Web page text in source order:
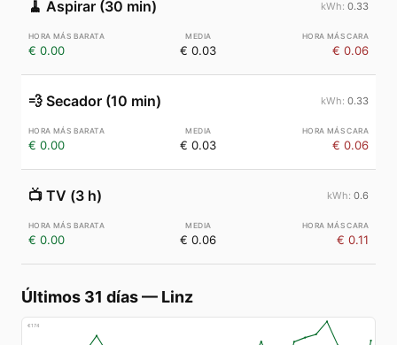
🧹 Aspirar (30 min) 0.33
€ 0.00 € 0.03 € 0.06
💨 Secador (10 min) 0.33
€ 0.00 € 0.03 € 0.06
📺 TV (3 h) 0.6
€ 0.00 € 0.06 € 0.11
Últimos 31 días— Linz
€174